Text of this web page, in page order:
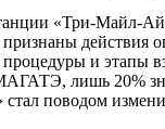
«Три-Майл-
действия
и этапы
лишь 20%
поводом